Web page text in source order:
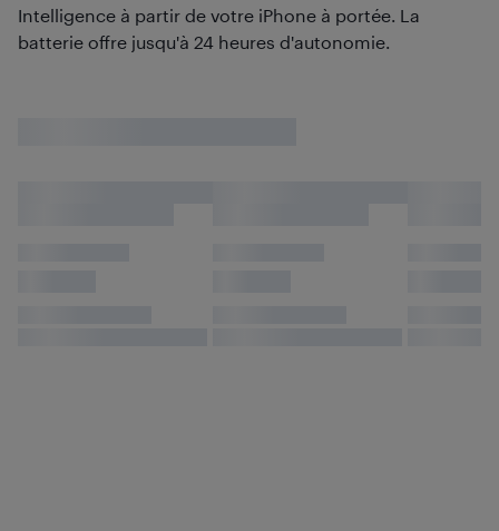
Intelligence à partir de votre iPhone à portée. La
batterie offre jusqu'à 24 heures d'autonomie.